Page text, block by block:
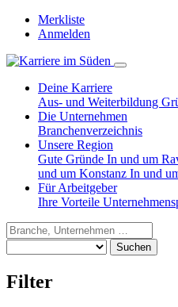
Merkliste
Anmelden
Deine Karriere
Aus- und Weiterbildung
Die Unternehmen
Branchenverzeichnis
Unsere Region
Gute Gründe In und um
und um Konstanz In und
Für Arbeitgeber
Ihre Vorteile
Suchen
Filter